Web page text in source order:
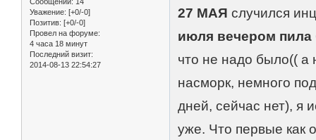
Уважение: [+0/-0]
Позитив: [+0/-0]
Провел на форуме:
4 часа 18 минут
Последний визит:
2014-08-13 22:54:27
27 МАЯ случился
июля вечером пила
что не надо было(( а
насморк, немного
дней, сейчас нет), я
уже. Что первые как